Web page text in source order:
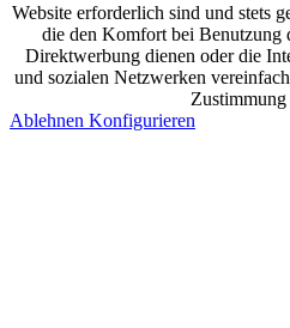
Website erforderlich sind und stets
die den Komfort bei Benutzung
Direktwerbung dienen oder die
und sozialen Netzwerken
Zustimmung
Ablehnen Konfigurieren